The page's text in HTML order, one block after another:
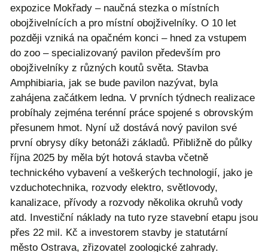
expozice Mokřady – naučná stezka o místních
obojživelnících a pro místní obojživelníky. O 10 let
později vzniká na opačném konci – hned za vstupem
do zoo – specializovaný pavilon především pro
obojživelníky z různých koutů světa. Stavba
Amphibiaria, jak se bude pavilon nazývat, byla
zahájena začátkem ledna. V prvních týdnech realizace
probíhaly zejména terénní práce spojené s obrovským
přesunem hmot. Nyní už dostává nový pavilon své
první obrysy díky betonáži základů. Přibližně do půlky
října 2025 by měla být hotová stavba včetně
technického vybavení a veškerých technologií, jako je
vzduchotechnika, rozvody elektro, světlovody,
kanalizace, přívody a rozvody několika okruhů vody
atd. Investiční náklady na tuto ryze stavební etapu jsou
přes 22 mil. Kč a investorem stavby je statutární
město Ostrava, zřizovatel zoologické zahrady.